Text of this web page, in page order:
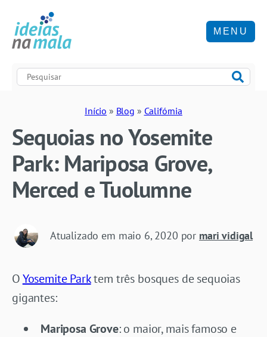
MENU
Início » Blog » Califórnia
Sequoias no Yosemite
Park: Mariposa Grove,
Merced e Tuolumne
Atualizado em maio 6, 2020 por mari vidigal
OYosemite Parktem três bosques de sequoias
gigantes:
Mariposa Grove: o maior, mais famoso e